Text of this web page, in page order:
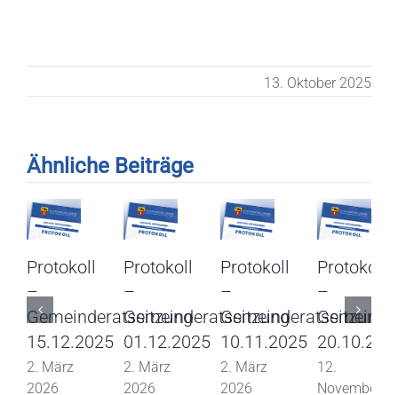
13. Oktober 2025
Ähnliche Beiträge
Protokoll
–
Gemeinderatssitzung
15.12.2025
2. März
2026
Protokoll
–
Gemeinderatssitzung
01.12.2025
2. März
2026
Protokoll
–
Gemeinderatssitzung
10.11.2025
2. März
2026
Protokoll
–
12.
November